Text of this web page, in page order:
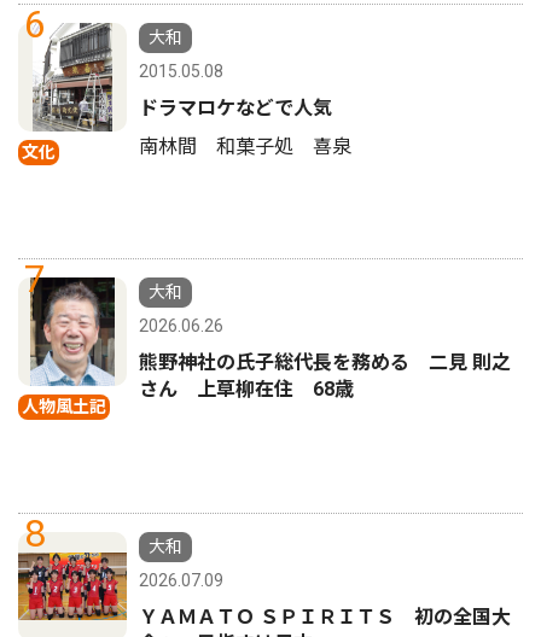
6
文化
大和
2015.05.08
ドラマロケなどで人気
南林間 和菓子処 喜泉
7
人物風土記
大和
2026.06.26
熊野神社の氏子総代長を務める 二見 則之
さん 上草柳在住 68歳
8
大和
2026.07.09
ＹＡＭＡＴＯ ＳＰＩＲＩＴＳ 初の全国大